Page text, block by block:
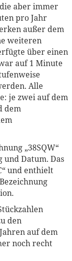
aber immer
pro Jahr
außer dem
weiteren
über einen
auf 1 Minute
Alle
je zwei auf dem
dem
„38SQW“
und Datum. Das
und enthielt
den
auf dem
noch recht